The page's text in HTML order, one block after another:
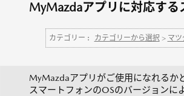
MyMazdaアプリに対応する
カテゴリー : カテゴリーから選択 > マツ
MyMazdaアプリがご使用になれるか
スマートフォンのOSのバージョンに